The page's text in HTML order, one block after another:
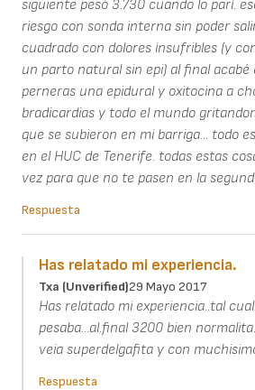
siguiente pesó 3.730 cuando lo parí.
riesgo con sonda interna sin poder
cuadrado con dolores insufribles (y
un parto natural sin epi) al final acabé
perneras una epidural y oxitocina a
bradicardias y todo el mundo
que se subieron en mi barriga... todo
en el HUC de Tenerife. todas estas
vez para que no te pasen en la
Respuesta
Has relatado mi experiencia.
Txa (unverified)29 Mayo 2017
Has relatado mi experiencia..tal
pesaba...al.final 3200 bien
veia superdelgafita y con
Respuesta